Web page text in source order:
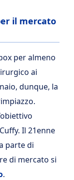
il mercato
per almeno
ai
dunque, la
Il 21enne
parte di
di mercato si
.